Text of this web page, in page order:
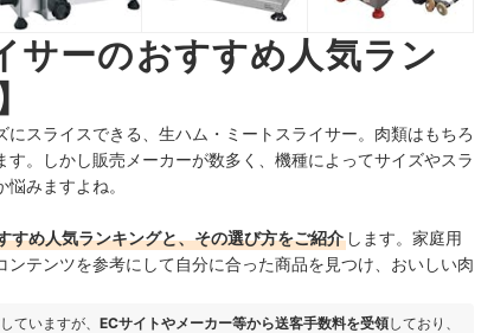
サーのおすすめ人気ラン
スライスできる、生ハム・ミートスライサー。肉類はもちろ
。しかし販売メーカーが数多く、機種によってサイズやスラ
みますよね。
すめ人気ランキングと、その選び方をご紹介 します。家庭用
テンツを参考にして自分に合った商品を見つけ、おいしい肉
ていますが、 ECサイトやメーカー等から送客手数料を受領しており、